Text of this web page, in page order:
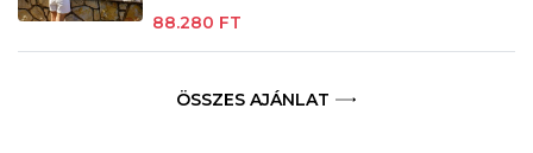
88.280 FT
ÖSSZES AJÁNLAT